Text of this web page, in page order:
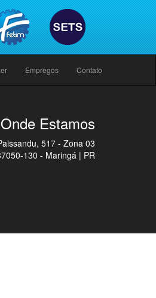
Empregos Contato
Onde Estamos
517 - Zona 03
130 - Maringá | PR